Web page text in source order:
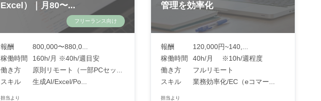
Excel）｜月80〜...
フリーランス向け
報酬
800,000〜880,0...
稼働時間
160h/月 ※40h/週目安
働き方
原則リモート（一部PCセッ...
スキル
生成AI/Excel/Po...
担当より
管理を効率化
報酬
120,000円~140,...
稼働時間
40h/月 ※10h/週程度
働き方
フルリモート
スキル
業務効率化/EC（eコマー...
担当より